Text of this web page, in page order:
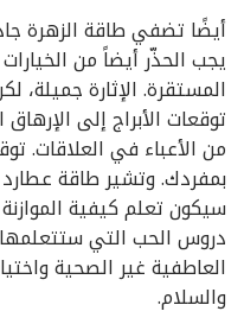
أيضًا تضفي طاقة الزهرة
يجب الحذّر أيضاً من
المستقرة. الإثارة جميلة،
توقعات الأبراج إلى
من الأعباء في العلاقات.
بمفردك. وتشير طاقة
سيكون تعلم كيفية
دروس الحب التي
العاطفية غير الصحية
والسلام.